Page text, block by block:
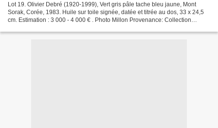
Lot 19. Olivier Debré (1920-1999), Vert gris pâle tache bleu jaune, Mont
Sorak, Corée, 1983. Huile sur toile signée, datée et titrée au dos, 33 x 24,5
cm. Estimation : 3 000 - 4 000 € . Photo Millon Provenance: Collection